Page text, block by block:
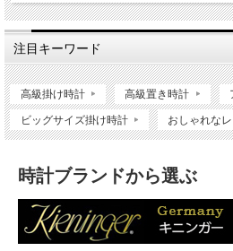
注目キーワード
高級掛け時計 高級置き時計
ビッグサイズ掛け時計 おしゃれな
時計ブランドから選ぶ